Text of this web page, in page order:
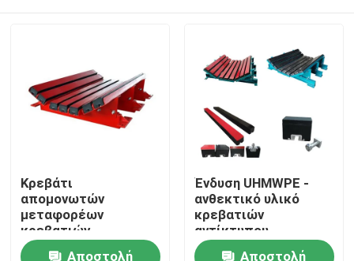
Προϊόντα
Βίντεο
Κρεβάτι
απομονωτών
μεταφορέων
κρεβατιών
αντίκτυπου
Αποστολή
Ένδυση UHMWPE -
ανθεκτικό υλικό
κρεβατιών
αντίκτυπου
μεταφορέων που
Αποστολή